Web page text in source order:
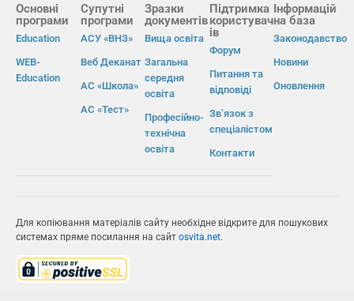
Основні
програми
Education
WEB-
Education
Супутні
програми
АСУ «ВНЗ»
Веб Деканат
АС «Школа»
АС «Тест»
Зразки
документів
Вища освіта
Загальна
середня
освіта
Професійно-
технічна
освіта
Підтримка
користувач
ів
Форум
Питання та
відповіді
Зв’язок з
спеціалістом
Контакти
Інформацій
на база
Законодавство
Новини
Оновлення
Для копіювання матеріалів сайту необхідне відкрите для пошукових
системах пряме посилання на сайт osvita.net.